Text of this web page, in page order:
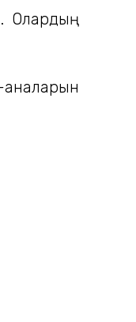
Олардың
аналарын